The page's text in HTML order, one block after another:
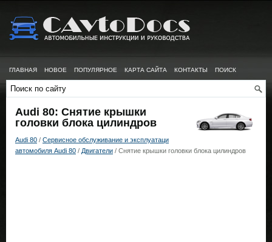
ГЛАВНАЯ НОВОЕ ПОПУЛЯРНОЕ КАРТА САЙТА КОНТАКТЫ ПОИСК
Audi 80: Снятие крышки
головки блока цилиндров
Audi 80 / Сервисное обслуживание и эксплуатаци
автомобиля Audi 80 / Двигатели / Снятие крышки головки блока цилиндров